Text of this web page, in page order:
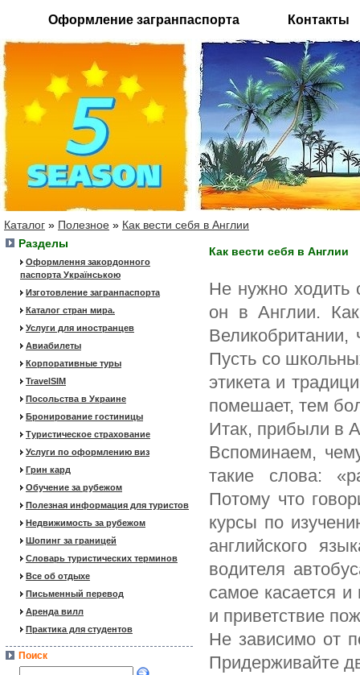
Оформление загранпаспорта Контакты
Каталог » Полезное » Как вести себя в Англии
Разделы
Оформлення закордонного
паспорта Українською
Изготовление загранпаспорта
Каталог стран мира.
Услуги для иностранцев
Авиабилеты
Корпоративные туры
TravelSIM
Посольства в Украине
Бронирование гостиницы
Туристическое страхование
Услуги по оформлению виз
Грин кард
Обучение за рубежом
Полезная информация для туристов
Недвижимость за рубежом
Шопинг за границей
Словарь туристических терминов
Все об отдыхе
Письменный перевод
Аренда вилл
Практика для студентов
Поиск
Как вести себя в Англии
Не нужно ходить
он в Англии.
Пусть со
этикета и
помешает, тем
Итак, прибыли в
Вспоминаем,
такие слова:
Потому что
курсы по
английского
водителя
самое касается
и приветствие
Не зависимо от
Придерживайте